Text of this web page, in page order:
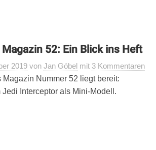
Magazin 52: Ein Blick ins Heft
2019 vonJan Göbel mit 3 Kommentaren
Magazin Nummer 52 liegt bereit:
Interceptor als Mini-Modell.